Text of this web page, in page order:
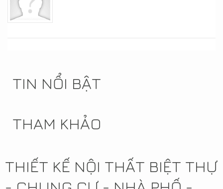
TIN NỔI BẬT
THAM KHẢO
THIẾT KẾ NỘI THẤT BIỆT THỰ